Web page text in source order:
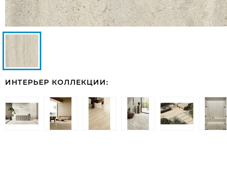
ИНТЕРЬЕР КОЛЛЕКЦИИ: